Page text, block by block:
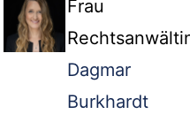
Frau
Dagmar
Burkhardt